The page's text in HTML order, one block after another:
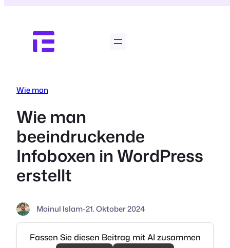
springen
Wie man
Wie man
beeindruckende
Infoboxen in WordPress
erstellt
Moinul Islam-21. Oktober 2024
Fassen Sie diesen Beitrag mit AI zusammen